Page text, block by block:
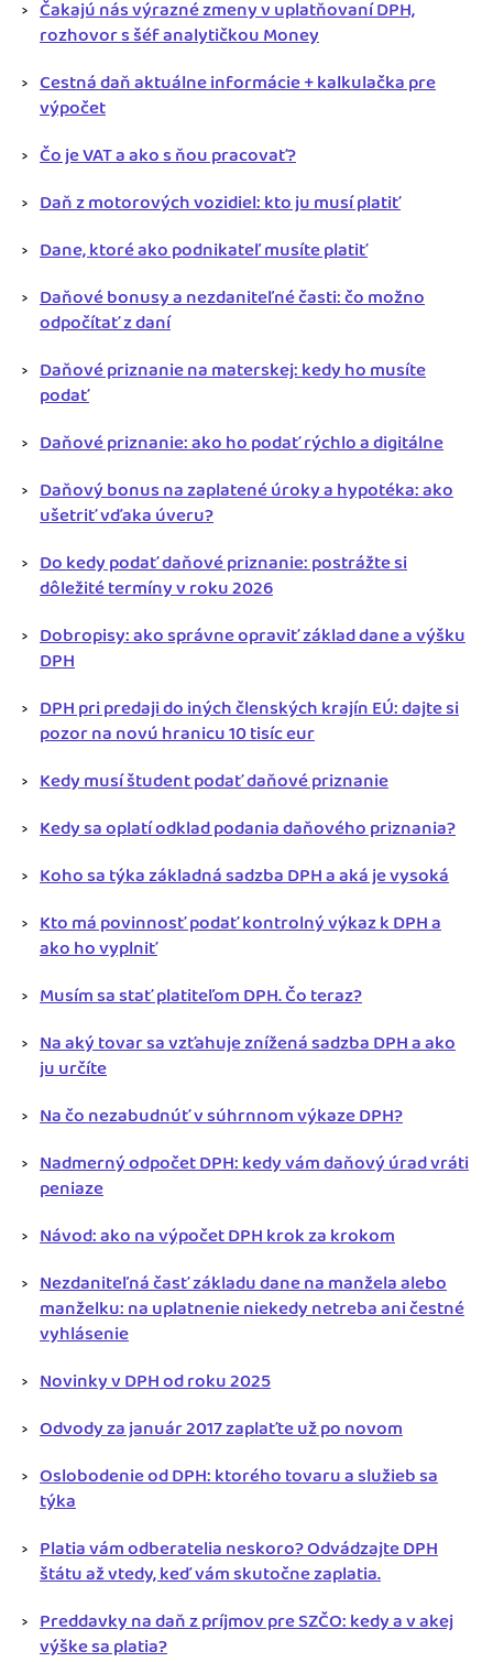
Čakajú nás výrazné zmeny v uplatňovaní DPH,
rozhovor s šéf analytičkou Money
Cestná daň aktuálne informácie + kalkulačka pre
výpočet
Čo je VAT a ako s ňou pracovať?
Daň z motorových vozidiel: kto ju musí platiť
Dane, ktoré ako podnikateľ musíte platiť
Daňové bonusy a nezdaniteľné časti: čo možno
odpočítať z daní
Daňové priznanie na materskej: kedy ho musíte
podať
Daňové priznanie: ako ho podať rýchlo a digitálne
Daňový bonus na zaplatené úroky a hypotéka: ako
ušetriť vďaka úveru?
Do kedy podať daňové priznanie: postrážte si
dôležité termíny v roku 2026
Dobropisy: ako správne opraviť základ dane a výšku
DPH
DPH pri predaji do iných členských krajín EÚ: dajte si
pozor na novú hranicu 10 tisíc eur
Kedy musí študent podať daňové priznanie
Kedy sa oplatí odklad podania daňového priznania?
Koho sa týka základná sadzba DPH a aká je vysoká
Kto má povinnosť podať kontrolný výkaz k DPH a
ako ho vyplniť
Musím sa stať platiteľom DPH. Čo teraz?
Na aký tovar sa vzťahuje znížená sadzba DPH a ako
ju určíte
Na čo nezabudnúť v súhrnnom výkaze DPH?
Nadmerný odpočet DPH: kedy vám daňový úrad vráti
peniaze
Návod: ako na výpočet DPH krok za krokom
Nezdaniteľná časť základu dane na manžela alebo
manželku: na uplatnenie niekedy netreba ani čestné
vyhlásenie
Novinky v DPH od roku 2025
Odvody za január 2017 zaplaťte už po novom
Oslobodenie od DPH: ktorého tovaru a služieb sa
týka
Platia vám odberatelia neskoro? Odvádzajte DPH
štátu až vtedy, keď vám skutočne zaplatia.
Preddavky na daň z príjmov pre SZČO: kedy a v akej
výške sa platia?